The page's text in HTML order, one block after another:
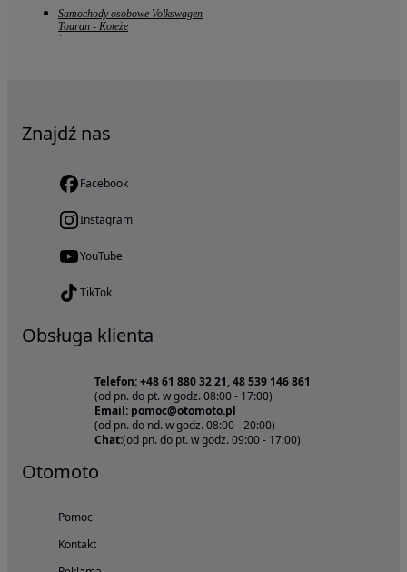
Samochody osobowe Volkswagen
Touran - Koteże
1
Znajdź nas
Facebook
Instagram
YouTube
TikTok
Obsługa klienta
Telefon: +48 61 880 32 21, 48 539 146 861
(od pn. do pt. w godz. 08:00 - 17:00)
Email: pomoc@otomoto.pl
(od pn. do nd. w godz. 08:00 - 20:00)
Chat:(od pn. do pt. w godz. 09:00 - 17:00)
Otomoto
Pomoc
Kontakt